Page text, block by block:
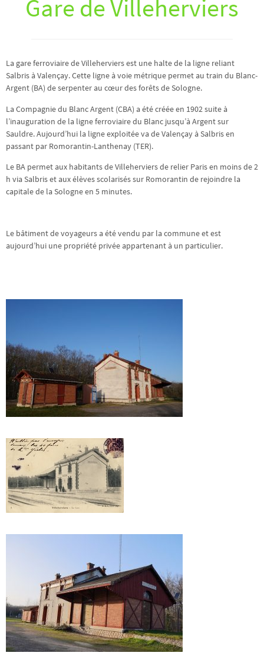
Gare de Villeherviers
La gare ferroviaire de Villeherviers est une halte de la ligne reliant
Salbris à Valençay. Cette ligne à voie métrique permet au train du Blanc-
Argent (BA) de serpenter au cœur des forêts de Sologne.
La Compagnie du Blanc Argent (CBA) a été créée en 1902 suite à
l’inauguration de la ligne ferroviaire du Blanc jusqu’à Argent sur
Sauldre. Aujourd’hui la ligne exploitée va de Valençay à Salbris en
passant par Romorantin-Lanthenay (TER).
Le BA permet aux habitants de Villeherviers de relier Paris en moins de 2
h via Salbris et aux élèves scolarisés sur Romorantin de rejoindre la
capitale de la Sologne en 5 minutes.
Le bâtiment de voyageurs a été vendu par la commune et est
aujourd’hui une propriété privée appartenant à un particulier.